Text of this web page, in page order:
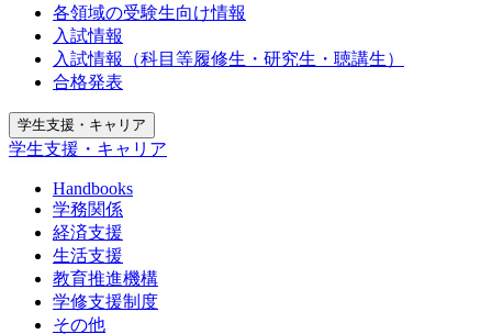
各領域の受験生向け情報
入試情報
入試情報（科目等履修生・研究生・聴講生）
合格発表
学生支援・キャリア
学生支援・キャリア
Handbooks
学務関係
経済支援
生活支援
教育推進機構
学修支援制度
その他